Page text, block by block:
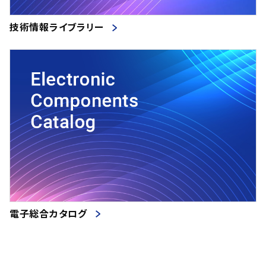
技術情報ライブラリー
電子総合カタログ